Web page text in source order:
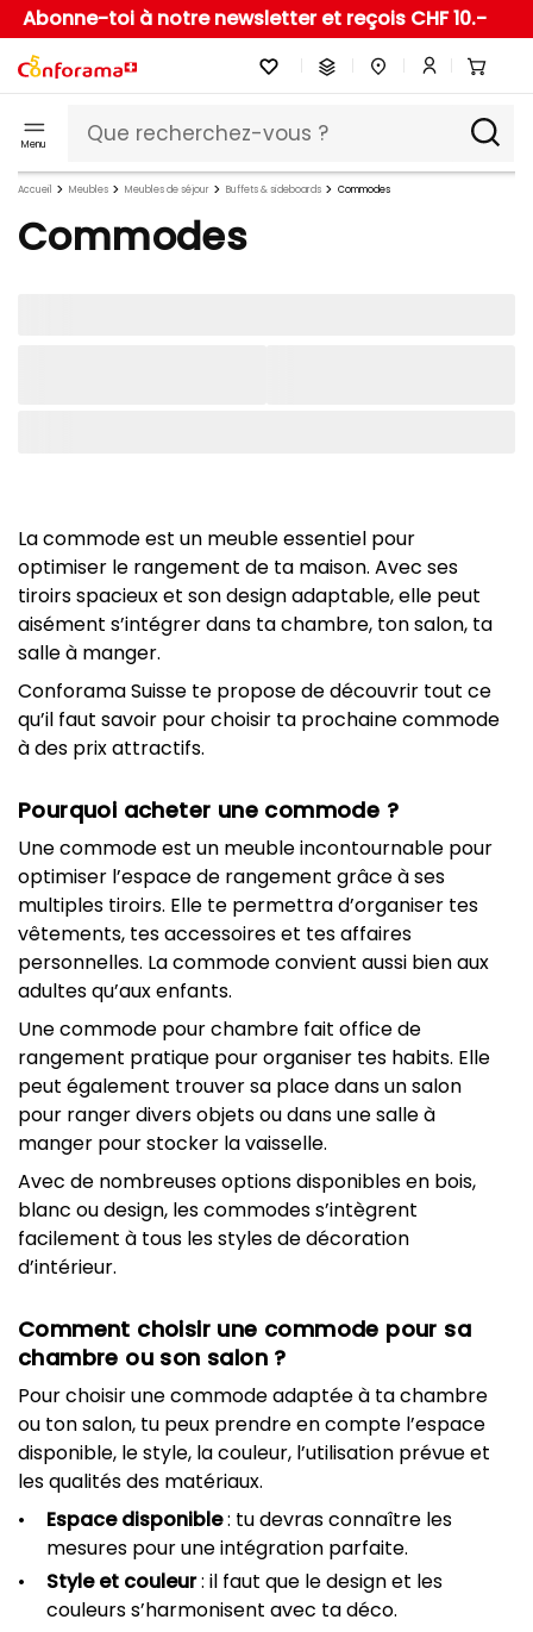
Abonne-toi à notre newsletter et reçois CHF 10.-
Menu
Accueil Meubles Meubles de séjour Buffets & sideboards Commodes
Commodes
La commode est un meuble essentiel pour
optimiser le rangement de ta maison. Avec ses
tiroirs spacieux et son design adaptable, elle peut
aisément s’intégrer dans ta chambre, ton salon, ta
salle à manger.
Conforama Suisse te propose de découvrir tout ce
qu’il faut savoir pour choisir ta prochaine commode
à des prix attractifs.
Pourquoi acheter une commode ?
Une commode est un meuble incontournable pour
optimiser l’espace de rangement grâce à ses
multiples tiroirs. Elle te permettra d’organiser tes
vêtements, tes accessoires et tes affaires
personnelles. La commode convient aussi bien aux
adultes qu’aux enfants.
Une commode pour chambre fait office de
rangement pratique pour organiser tes habits. Elle
peut également trouver sa place dans un salon
pour ranger divers objets ou dans une salle à
manger pour stocker la vaisselle.
Avec de nombreuses options disponibles en bois,
blanc ou design, les commodes s’intègrent
facilement à tous les styles de décoration
d’intérieur.
Comment choisir une commode pour sa
chambre ou son salon ?
Pour choisir une commode adaptée à ta chambre
ou ton salon, tu peux prendre en compte l’espace
disponible, le style, la couleur, l’utilisation prévue et
les qualités des matériaux.
Espace disponible: tu devras connaître les
mesures pour une intégration parfaite.
Style et couleur: il faut que le design et les
couleurs s’harmonisent avec ta déco.